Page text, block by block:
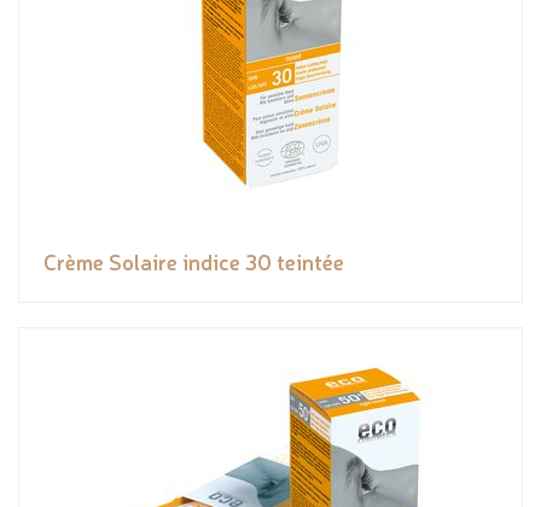
Crème Solaire indice 30 teintée